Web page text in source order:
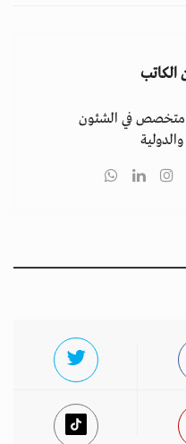
الكاتب
في الشئون